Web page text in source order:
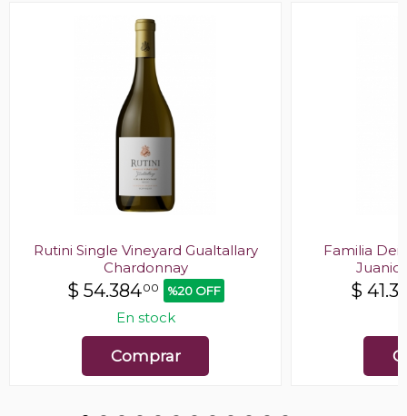
Rutini Single Vineyard Gualtallary
Chardonnay
$ 54.38400 %20 OFF
En stock
Comprar
Familia
$